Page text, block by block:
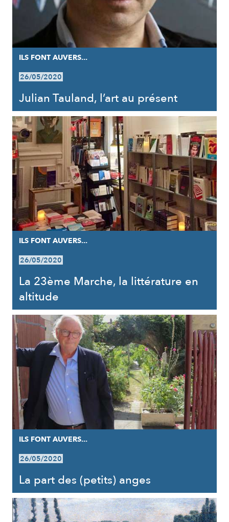
ILS FONT AUVERS...
26/05/2020
Julian Tauland, l’art au présent
ILS FONT AUVERS...
26/05/2020
La 23ème Marche, la littérature en
altitude
ILS FONT AUVERS...
26/05/2020
La part des (petits) anges